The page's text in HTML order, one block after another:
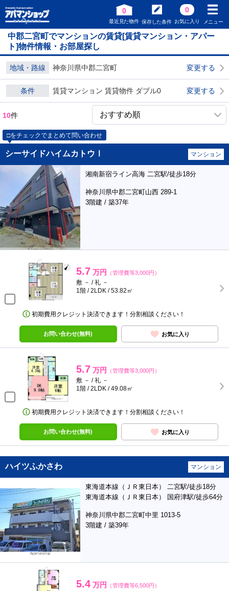
0
最近見た物件 保存した条件
0
お気に入り メニュー
中郡二宮町でマンションの賃貸[賃貸マンション・アパー
ト]物件情報・お部屋探し
地域・路線 神奈川県中郡二宮町 変更する
条件 賃貸マンション 賃貸物件 ダブル0 変更する
10件
□をチェックでまとめて問い合わせ
シーサイドハイムカトウⅠ マンション
湘南新宿ライン高海 二宮駅/徒歩18分
神奈川県中郡二宮町山西 289-1
3階建 / 築37年
5.7 万円 （管理費等3,000円）
敷 － / 礼 －
1階 / 2LDK / 53.82㎡
初期費用クレジット決済できます！分割相談ください！
お問い合わせ(無料) お気に入り
5.7 万円 （管理費等3,000円）
敷 － / 礼 －
1階 / 2LDK / 49.08㎡
初期費用クレジット決済できます！分割相談ください！
お問い合わせ(無料) お気に入り
ハイツふかさわ マンション
東海道本線（ＪＲ東日本） 二宮駅/徒歩18分
東海道本線（ＪＲ東日本） 国府津駅/徒歩64分
神奈川県中郡二宮町中里 1013-5
3階建 / 築39年
5.4 万円 （管理費等6,500円）